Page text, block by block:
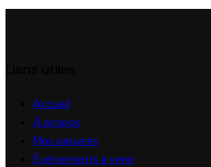
Accueil
À propos
Mes oeuvres
Événements à venir